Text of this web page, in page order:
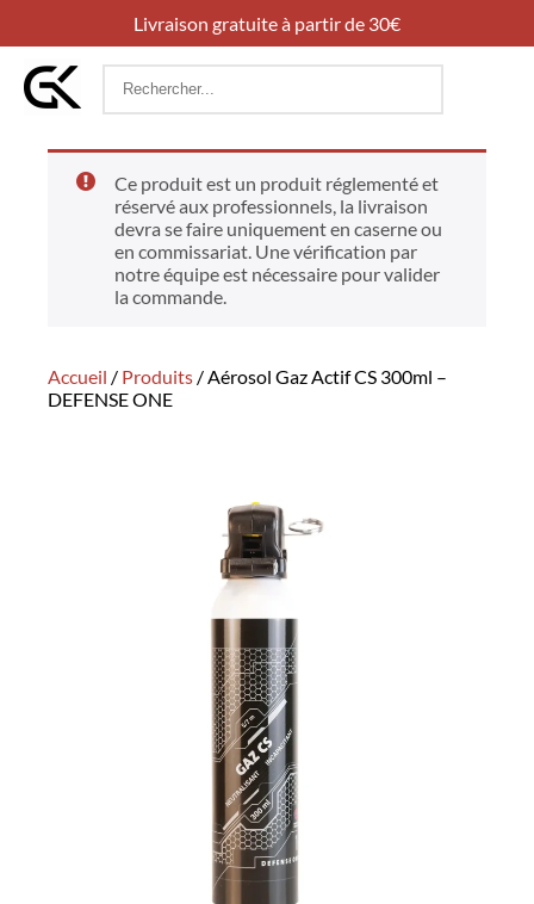
Livraison gratuite à partir de 30€
Rechercher
Ce produit est un produit réglementé et
réservé aux professionnels, la livraison
devra se faire uniquement en caserne ou
en commissariat. Une vérification par
notre équipe est nécessaire pour valider
la commande.
Accueil / Produits /Aérosol Gaz Actif CS 300ml –
DEFENSE ONE